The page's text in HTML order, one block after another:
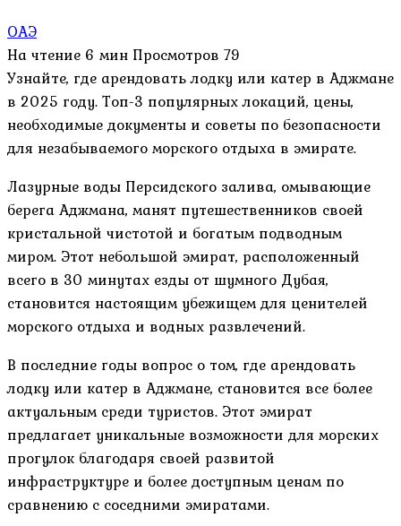
ОАЭ
На чтение 6 мин Просмотров 79
Узнайте, где арендовать лодку или катер в Аджмане
в 2025 году. Топ-3 популярных локаций, цены,
необходимые документы и советы по безопасности
для незабываемого морского отдыха в эмирате.
Лазурные воды Персидского залива, омывающие
берега Аджмана, манят путешественников своей
кристальной чистотой и богатым подводным
миром. Этот небольшой эмират, расположенный
всего в 30 минутах езды от шумного Дубая,
становится настоящим убежищем для ценителей
морского отдыха и водных развлечений.
В последние годы вопрос о том, где арендовать
лодку или катер в Аджмане, становится все более
актуальным среди туристов. Этот эмират
предлагает уникальные возможности для морских
прогулок благодаря своей развитой
инфраструктуре и более доступным ценам по
сравнению с соседними эмиратами.